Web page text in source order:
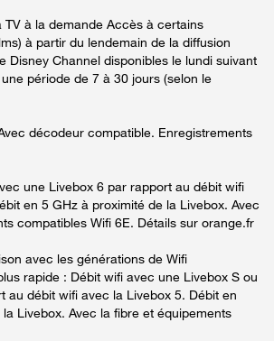
TV à la demande Accès à certains
à partir du lendemain de la diffusion
Disney Channel disponibles le lundi suivant
période de 7 à 30 jours (selon le
décodeur compatible. Enregistrements
une Livebox 6 par rapport au débit wifi
en 5 GHz à proximité de la Livebox. Avec
compatibles Wifi 6E. Détails sur orange.fr
avec les générations de Wifi
rapide : Débit wifi avec une Livebox S ou
au débit wifi avec la Livebox 5. Débit en
Livebox. Avec la fibre et équipements